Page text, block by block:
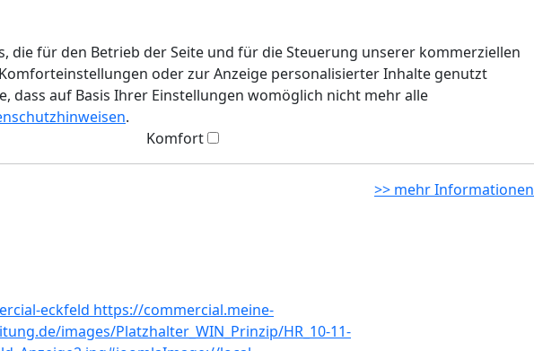
die für den Betrieb der Seite und für die Steuerung unserer kommerziellen
oder zur Anzeige personalisierter Inhalte genutzt
dass auf Basis Ihrer Einstellungen womöglich nicht mehr alle
.
Komfort
>> mehr Informationen